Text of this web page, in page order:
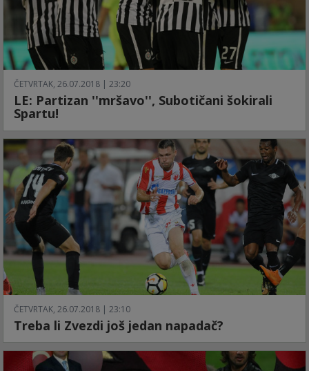
ČETVRTAK, 26.07.2018 | 23:20
LE: Partizan ''mršavo'', Subotičani šokirali
Spartu!
ČETVRTAK, 26.07.2018 | 23:10
Treba li Zvezdi još jedan napadač?